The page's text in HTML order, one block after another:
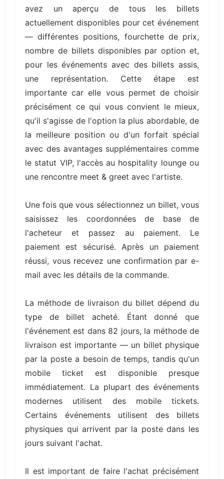
avez un aperçu de tous les billets
actuellement disponibles pour cet événement
— différentes positions, fourchette de prix,
nombre de billets disponibles par option et,
pour les événements avec des billets assis,
une représentation. Cette étape est
importante car elle vous permet de choisir
précisément ce qui vous convient le mieux,
qu'il s'agisse de l'option la plus abordable, de
la meilleure position ou d'un forfait spécial
avec des avantages supplémentaires comme
le statut VIP, l'accès au hospitality lounge ou
une rencontre meet & greet avec l'artiste.
Une fois que vous sélectionnez un billet, vous
saisissez les coordonnées de base de
l'acheteur et passez au paiement. Le
paiement est sécurisé. Après un paiement
réussi, vous recevez une confirmation par e-
mail avec les détails de la commande.
La méthode de livraison du billet dépend du
type de billet acheté. Étant donné que
l'événement est dans 82 jours, la méthode de
livraison est importante — un billet physique
par la poste a besoin de temps, tandis qu'un
mobile ticket est disponible presque
immédiatement. La plupart des événements
modernes utilisent des mobile tickets.
Certains événements utilisent des billets
physiques qui arrivent par la poste dans les
jours suivant l'achat.
Il est important de faire l'achat précisément